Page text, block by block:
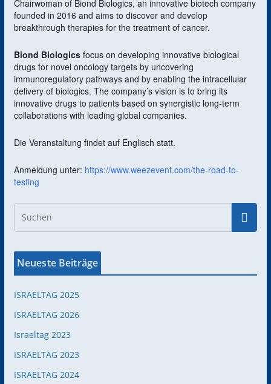
Chairwoman of Biond Biologics, an innovative biotech company
founded in 2016 and aims to discover and develop
breakthrough therapies for the treatment of cancer.
Biond Biologicsfocus on developing innovative biological
drugs for novel oncology targets by uncovering
immunoregulatory pathways and by enabling the intracellular
delivery of biologics. The company’s vision is to bring its
innovative drugs to patients based on synergistic long-term
collaborations with leading global companies.
Die Veranstaltung findet auf Englisch statt.
Anmeldung unter: https://www.weezevent.com/the-road-to-
testing
Neueste Beiträge
ISRAELTAG 2025
ISRAELTAG 2026
Israeltag 2023
ISRAELTAG 2023
ISRAELTAG 2024